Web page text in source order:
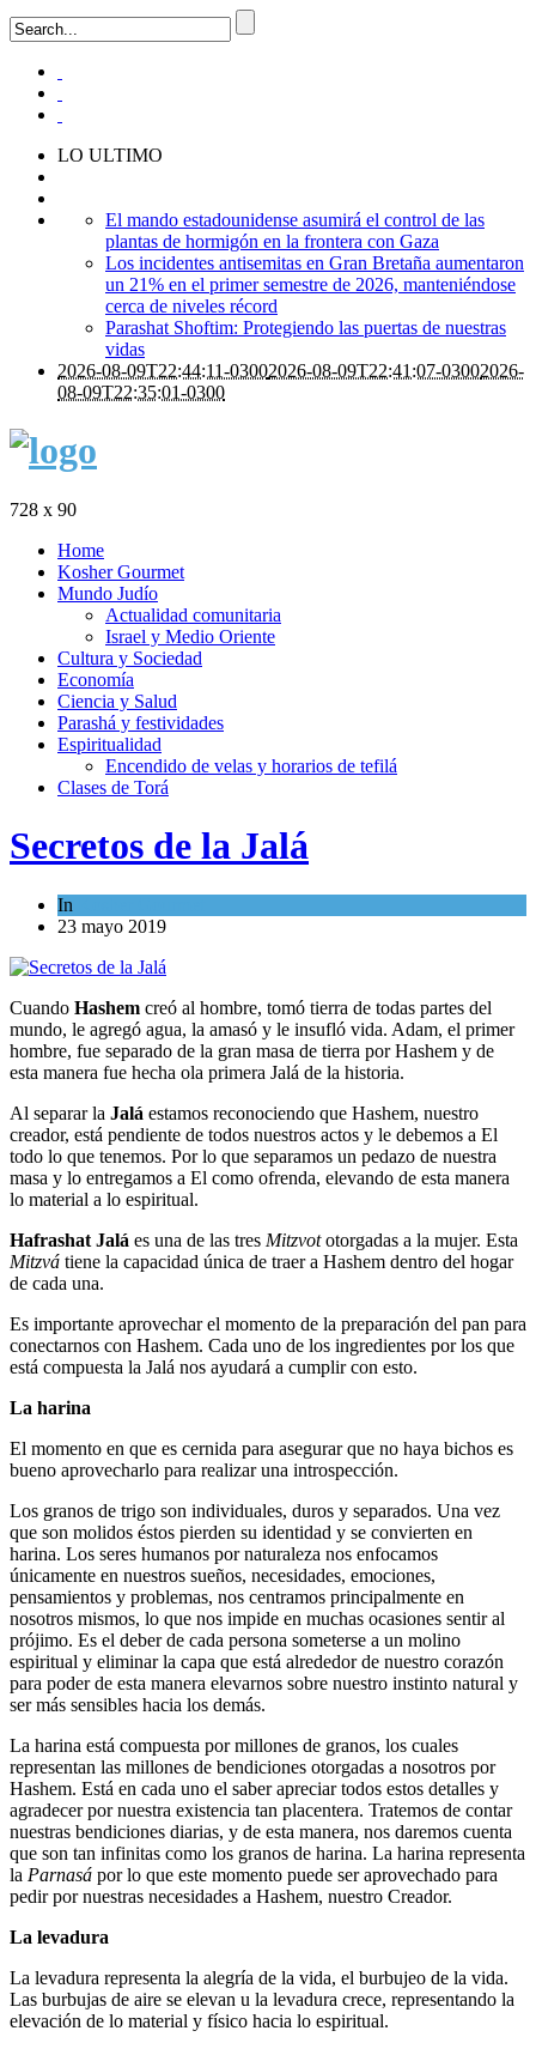
LO ULTIMO
El mando estadounidense asumirá el control de las
plantas de hormigón en la frontera con Gaza
Los incidentes antisemitas en Gran Bretaña aumentaron
un 21% en el primer semestre de 2026, manteniéndose
cerca de niveles récord
Parashat Shoftim: Protegiendo las puertas de nuestras
vidas
2026-08-09T22:44:11-03002026-08-09T22:41:07-03002026-
08-09T22:35:01-0300
728 x 90
Home
Kosher Gourmet
Mundo Judío
Actualidad comunitaria
Israel y Medio Oriente
Cultura y Sociedad
Economía
Ciencia y Salud
Parashá y festividades
Espiritualidad
Encendido de velas y horarios de tefilá
Clases de Torá
Secretos de la Jalá
In
23 mayo 2019
Cuando Hashem creó al hombre, tomó tierra de todas partes del
mundo, le agregó agua, la amasó y le insufló vida. Adam, el primer
hombre, fue separado de la gran masa de tierra por Hashem y de
esta manera fue hecha ola primera Jalá de la historia.
Al separar la Jalá estamos reconociendo que Hashem, nuestro
creador, está pendiente de todos nuestros actos y le debemos a El
todo lo que tenemos. Por lo que separamos un pedazo de nuestra
masa y lo entregamos a El como ofrenda, elevando de esta manera
lo material a lo espiritual.
Hafrashat Jalá es una de las tres Mitzvototorgadas a la mujer. Esta
Mitzvá tiene la capacidad única de traer a Hashem dentro del hogar
de cada una.
Es importante aprovechar el momento de la preparación del pan para
conectarnos con Hashem. Cada uno de los ingredientes por los que
está compuesta la Jalá nos ayudará a cumplir con esto.
La harina
El momento en que es cernida para asegurar que no haya bichos es
bueno aprovecharlo para realizar una introspección.
Los granos de trigo son individuales, duros y separados. Una vez
que son molidos éstos pierden su identidad y se convierten en
harina. Los seres humanos por naturaleza nos enfocamos
únicamente en nuestros sueños, necesidades, emociones,
pensamientos y problemas, nos centramos principalmente en
nosotros mismos, lo que nos impide en muchas ocasiones sentir al
prójimo. Es el deber de cada persona someterse a un molino
espiritual y eliminar la capa que está alrededor de nuestro corazón
para poder de esta manera elevarnos sobre nuestro instinto natural y
ser más sensibles hacia los demás.
La harina está compuesta por millones de granos, los cuales
representan las millones de bendiciones otorgadas a nosotros por
Hashem. Está en cada uno el saber apreciar todos estos detalles y
agradecer por nuestra existencia tan placentera. Tratemos de contar
nuestras bendiciones diarias, y de esta manera, nos daremos cuenta
que son tan infinitas como los granos de harina. La harina representa
la Parnasá por lo que este momento puede ser aprovechado para
pedir por nuestras necesidades a Hashem, nuestro Creador.
La levadura
La levadura representa la alegría de la vida, el burbujeo de la vida.
Las burbujas de aire se elevan u la levadura crece, representando la
elevación de lo material y físico hacia lo espiritual.